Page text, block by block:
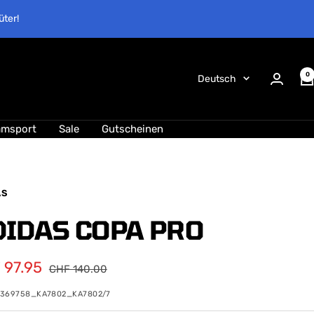
Sprache
Deutsch 0
Sale Gutscheinen
COPA PRO
97.95 Regulärer
CHF 140.00
7